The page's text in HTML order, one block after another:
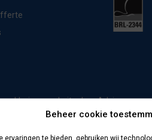
Beheer cookie
ervaringen te bieden, gebruiken wij
website doorAdvice